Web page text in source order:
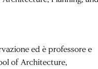
ed è professore e
of Architecture,